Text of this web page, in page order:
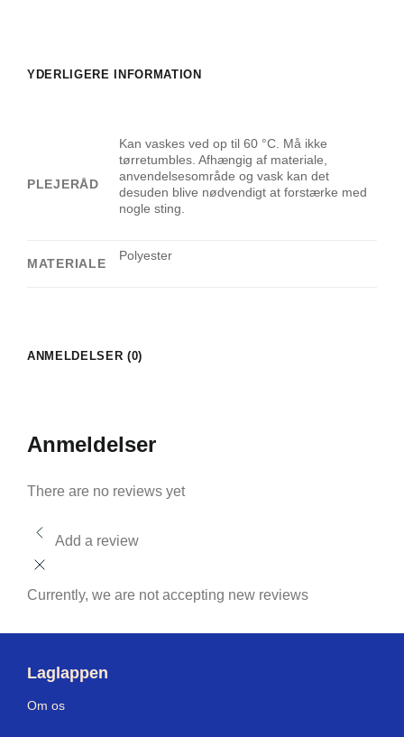
YDERLIGERE INFORMATION
PLEJERÅD
Kan vaskes ved op til 60 °C. Må ikke
tørretumbles. Afhængig af materiale,
anvendelsesområde og vask kan det
desuden blive nødvendigt at forstærke med
nogle sting.
MATERIALE
Polyester
ANMELDELSER (0)
Anmeldelser
There are no reviews yet
Add a review
Currently, we are not accepting new reviews
Laglappen
Om os